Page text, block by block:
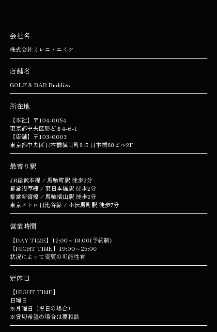
会社名
株式会社ミレニ・エイツ
店舗名
GOLF & BAR Buddies
所在地
【本社】〒104-0054
東京都中央区勝どき4-6-1
【店舗】〒103-0003
東京都中央区日本橋横山町8-5 日本橋88ビル2F
最寄り駅
JR総武本線 / 馬喰町駅 徒歩2分
都営浅草線 / 東日本橋駅 徒歩2分
都営新宿線 / 馬喰横山駅 徒歩2分
東京メトロ日比谷線 / 小伝馬町駅 徒歩7分
営業時間
【DAY TIME】12:00～18:00(予約制)
【NIGHT TIME】19:00～25:00
状況によって変更の可能性有
定休日
【NIGHT TIME】
日曜日
※月曜日（祝日の場合）
※貸切希望の場合は要相談